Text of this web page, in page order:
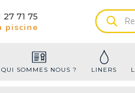
27 71 75
piscine
Recherche
de
QUI SOMMES NOUS ? LINERS